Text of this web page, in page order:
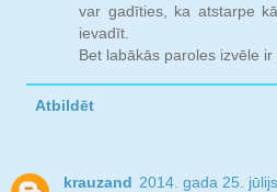
var gadīties, ka atstarpe
ievadīt.
Bet labākās paroles izvēle
Atbildēt
krauzand 2014. gada 25.